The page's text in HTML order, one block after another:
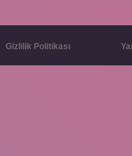
Gizlilik Politikası